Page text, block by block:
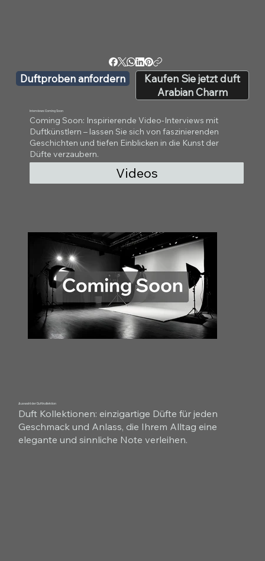
Duftproben anfordern
Kaufen Sie jetzt duft
Arabian Charm
Interviews Coming Soon
Coming Soon: Inspirierende Video-Interviews mit
Duftkünstlern – lassen Sie sich von faszinierenden
Geschichten und tiefen Einblicken in die Kunst der
Düfte verzaubern.
Videos
Auswahl der Duftkollektion
Duft Kollektionen: einzigartige Düfte für jeden
Geschmack und Anlass, die Ihrem Alltag eine
elegante und sinnliche Note verleihen.